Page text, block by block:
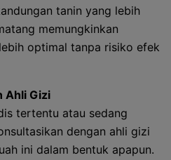
tanin yang lebih
memungkinkan
optimal tanpa risiko efek
Ahli Gizi
tertentu atau sedang
dengan ahli gizi
ini dalam bentuk apapun.